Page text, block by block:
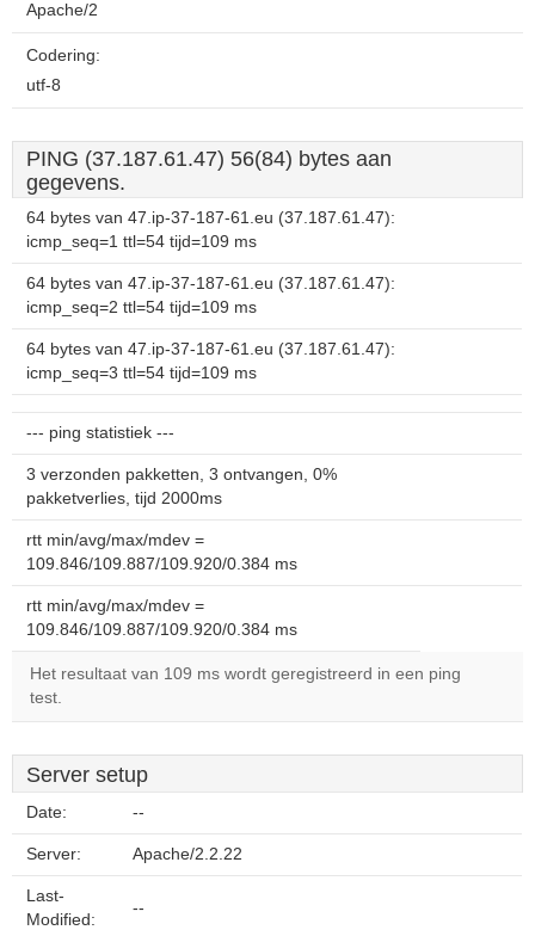
Apache/2
Codering:
utf-8
PING (37.187.61.47) 56(84) bytes aan
gegevens.
64 bytes van 47.ip-37-187-61.eu (37.187.61.47):
icmp_seq=1 ttl=54 tijd=109 ms
64 bytes van 47.ip-37-187-61.eu (37.187.61.47):
icmp_seq=2 ttl=54 tijd=109 ms
64 bytes van 47.ip-37-187-61.eu (37.187.61.47):
icmp_seq=3 ttl=54 tijd=109 ms
--- ping statistiek ---
3 verzonden pakketten, 3 ontvangen, 0%
pakketverlies, tijd 2000ms
rtt min/avg/max/mdev =
109.846/109.887/109.920/0.384 ms
rtt min/avg/max/mdev =
109.846/109.887/109.920/0.384 ms
Het resultaat van 109 ms wordt geregistreerd in een ping
test.
Server setup
Date: --
Server: Apache/2.2.22
Last-
Modified:
--